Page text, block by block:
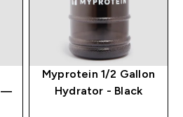
—
Myprotein 1/2 Gallon
Hydrator - Black